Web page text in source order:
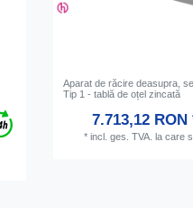
Aparat de răcire deasupra,
Tip 1 - tablă de oțel zincată
7.713,12 RON
* incl. ges. TVA. la care